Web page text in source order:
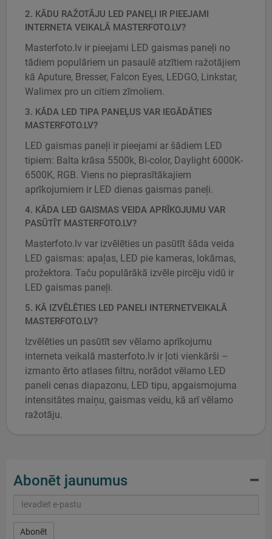
2. KĀDU RAŽOTĀJU LED PANEĻI IR PIEEJAMI
INTERNETA VEIKALĀ MASTERFOTO.LV?
Masterfoto.lv ir pieejami LED gaismas paneļi no
tādiem populāriem un pasaulē atzītiem ražotājiem
kā Aputure, Bresser, Falcon Eyes, LEDGO, Linkstar,
Walimex pro un citiem zīmoliem.
3. KĀDA LED TIPA PANEĻUS VAR IEGĀDĀTIES
MASTERFOTO.LV?
LED gaismas paneļi ir pieejami ar šādiem LED
tipiem: Balta krāsa 5500k, Bi-color, Daylight 6000K-
6500K, RGB. Viens no pieprasītākajiem
aprīkojumiem ir LED dienas gaismas paneļi.
4. KĀDA LED GAISMAS VEIDA APRĪKOJUMU VAR
PASŪTĪT MASTERFOTO.LV?
Masterfoto.lv var izvēlēties un pasūtīt šāda veida
LED gaismas: apaļas, LED pie kameras, lokāmas,
prožektora. Taču populārākā izvēle pircēju vidū ir
LED gaismas paneļi.
5. KĀ IZVĒLĒTIES LED PANELI INTERNETVEIKALĀ
MASTERFOTO.LV?
Izvēlēties un pasūtīt sev vēlamo aprīkojumu
interneta veikalā masterfoto.lv ir ļoti vienkārši –
izmanto ērto atlases filtru, norādot vēlamo LED
paneli cenas diapazonu, LED tipu, apgaismojuma
intensitātes maiņu, gaismas veidu, kā arī vēlamo
ražotāju.
Abonēt jaunumus
Abonēt